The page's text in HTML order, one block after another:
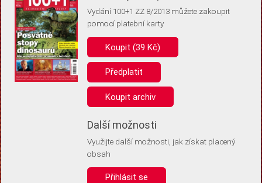
Pro základní fungování webu nepotřebujeme ukládat žádné informace
(tzv. cookies apod.). Rádi bychom vás ale požádali o souhlas s
uložením volitelných informací:
Anonymní unikátní ID
Díky němu příště poznáme, že se jedná o stejné zařízení, a
Identifikátor je zcela anonymní.
Vaše souhlasy a odmítnutí si ukládáme do vašeho zařízení, abychom se
vás už příště znovu neptali. Můžete je kdykoli později upravit ve Správě
Vydání 100+1 ZZ 8/2013 můžete zakoupit
pomocí platební karty
Koupit (39 Kč)
Předplatit
Koupit archiv
Další možnosti
Využijte další možnosti, jak získat placený
obsah
Přihlásit se